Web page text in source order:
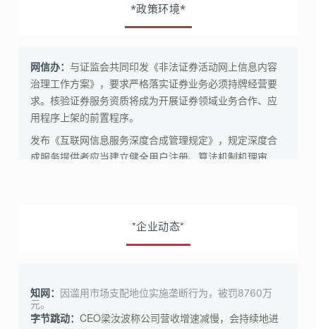
*政策环境*
网信办： 与证监会共同印发《非法证券活动网上信息内容
治理工作方案》，要求严格落实证券业务必须持牌经营要
求。核验证券服务资质将成为开展证券领域业务合作、应
用程序上架的前置程序。
发布《互联网信息服务深度合成管理规定》，规定深度合
成服务提供者应当建立健全用户注册、算法机制机理审
等要求；针对不同级别的数据，围绕数据收集、存储、加
工、传输、提供、公开、销毁、出境、转移、委托处理等
环节，提出相应安全管理和保护要求。
*企业动态*
知网： 因滥用市场支配地位实施垄断行为，被罚8760万
元。
字节跳动： CEO梁汝波称公司营收增速减慢，会持续地进